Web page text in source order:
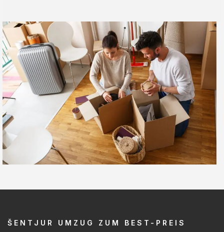
ŠENTJUR UMZUG ZUM BEST-PREIS